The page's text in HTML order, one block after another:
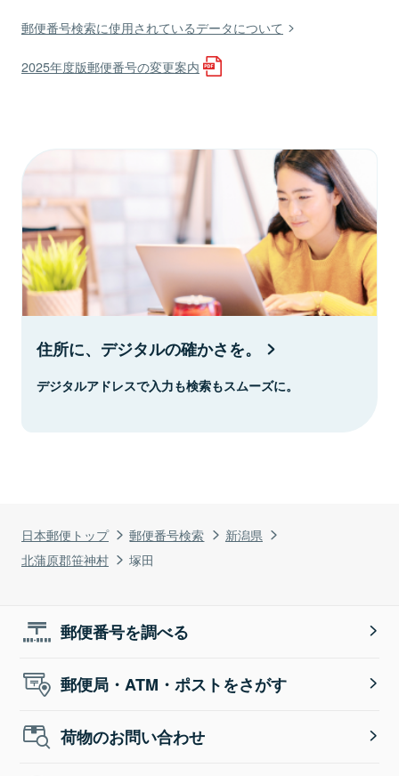
日本郵便トップ 郵便番号検索
新潟県
北蒲原郡笹神村
塚田
郵便番号検索に使用されているデータについて
2025年度版郵便番号の変更案内
住所に、デジタルの確かさを。
デジタルアドレスで入力も検索もスムーズに。
郵便番号を調べる
郵便局・ATM・ポストをさがす
荷物のお問い合わせ